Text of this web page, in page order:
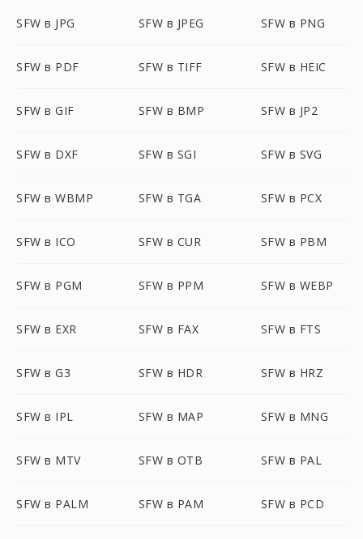
SFW в JPG SFW в JPEG SFW в PNG
SFW в PDF SFW в TIFF SFW в HEIC
SFW в GIF SFW в BMP SFW в JP2
SFW в DXF SFW в SGI SFW в SVG
SFW в WBMP SFW в TGA SFW в PCX
SFW в ICO SFW в CUR SFW в PBM
SFW в PGM SFW в PPM SFW в WEBP
SFW в EXR SFW в FAX SFW в FTS
SFW в G3 SFW в HDR SFW в HRZ
SFW в IPL SFW в MAP SFW в MNG
SFW в MTV SFW в OTB SFW в PAL
SFW в PALM SFW в PAM SFW в PCD